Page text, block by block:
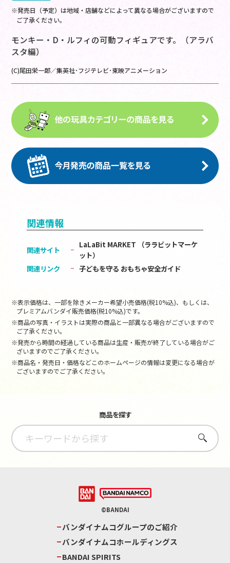
※発売日（予定）は地域・店舗などによって異なる場合がございますので
ご了承ください。
モンキー・D・ルフィの可動フィギュアです。（アラバ
スタ編）
(C)尾田栄一郎／集英社･フジテレビ･東映アニメーション
関連情報
関連サイト
LaLaBit MARKET （ララビットマーケ
ット）
関連リンク
子どもを守る おもちゃ安全ガイド
※表示価格は、一部を除きメーカー希望小売価格(税10%込)、もしくは、
プレミアムバンダイ販売価格(税10%込)です。
※商品の写真・イラストは実際の商品と一部異なる場合がございますので
ご了承ください。
※発売から時間の経過している商品は生産・販売が終了している場合がご
ざいますのでご了承ください。
※商品名・発売日・価格などこのホームページの情報は変更になる場合が
ございますのでご了承ください。
商品を探す
さがす
©BANDAI
バンダイナムコグループのご紹介
バンダイナムコホールディングス
BANDAI SPIRITS